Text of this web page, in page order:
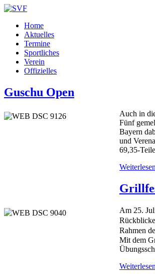
Home
Aktuelles
Termine
Sportliches
Verein
Offizielles
Guschu Open
Auch in
Fünf
Bayern
und
69,35-
Am 25.
Rahmen
Mit dem